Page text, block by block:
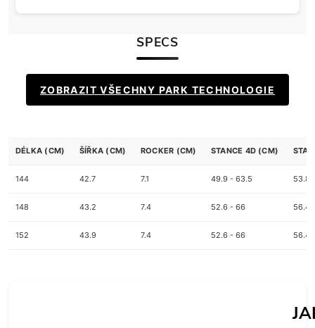
SPECS
ZOBRAZIT VŠECHNY PARK TECHNOLOGIE
DÉLKA (CM) ŠÍŘKA (CM) ROCKER (CM) STANCE 4D (CM)
144 42.7 7.1 49.9 - 63.5 53.8
148 43.2 7.4 52.6 - 66 56.4
152 43.9 7.4 52.6 - 66 56.4